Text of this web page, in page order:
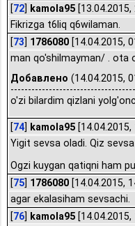
[72] kamola95 [13.04.2015,
Fikrizga t6liq q6wilaman.
[73] 1786080 [14.04.2015,
man qo'shilmayman/ . ota
Добавлено (14.04.2015,
o'zi bilardim qizlani
[74] kamola95 [14.04.2015,
Yigit sevsa oladi. Qiz sevsa
Ogzi kuygan qatiqni ham
[75] 1786080 [14.04.2015,
agar ekalasiham sevsachi.
[76] kamola95 [14.04.2015,